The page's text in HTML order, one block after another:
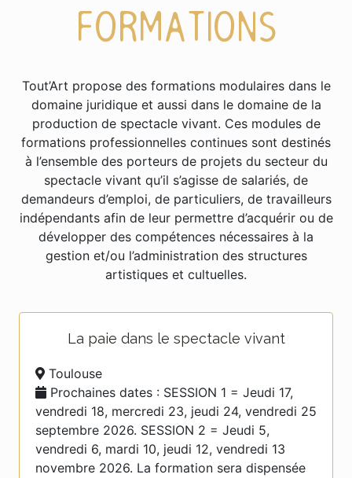
FORMATIONS
Tout’Art propose des formations modulaires dans le
domaine juridique et aussi dans le domaine de la
production de spectacle vivant. Ces modules de
formations professionnelles continues sont destinés
à l’ensemble des porteurs de projets du secteur du
spectacle vivant qu’il s’agisse de salariés, de
demandeurs d’emploi, de particuliers, de travailleurs
indépendants afin de leur permettre d’acquérir ou de
développer des compétences nécessaires à la
gestion et/ou l’administration des structures
artistiques et cultuelles.
La paie dans le spectacle vivant
Toulouse
Prochaines dates : SESSION 1 = Jeudi 17,
vendredi 18, mercredi 23, jeudi 24, vendredi 25
septembre 2026. SESSION 2 = Jeudi 5,
vendredi 6, mardi 10, jeudi 12, vendredi 13
novembre 2026. La formation sera dispensée